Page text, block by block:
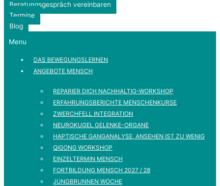
Beratungsgespräch vereinbaren
Termine
Blog
Menu
DAS BEWEGUNGSLERNEN
ANGEBOTE MENSCH
REPARIER DICH NACHHALTIG-WORKSHOP
ERFAHRUNGSBERICHTE MENSCHENKURSE
ZWERCHFELL INTEGRATION
NEUROKUGEL GELENKE-ORGANE
HAPTISCHE GANGANALYSE, ANSEHEN IST ZU WENIG
QIGONG WORKSHOP
EINZELTERMIN MENSCH
FORTBILDUNG MENSCH 2027 / 28
JUNGBRUNNEN WOCHE